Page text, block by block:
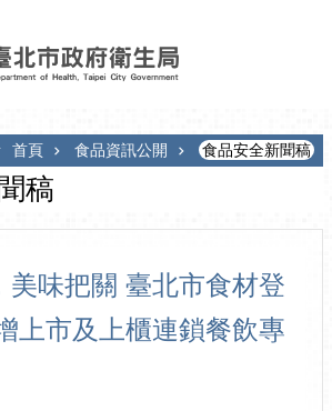
首頁 食品資訊公開 食品安全新聞稿
稿
美味把關 臺北市食材登
上市及上櫃連鎖餐飲專